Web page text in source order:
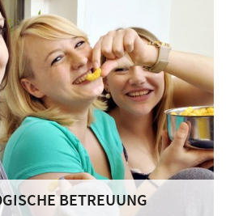
Bonn und Koblenz.
BETREUUNG